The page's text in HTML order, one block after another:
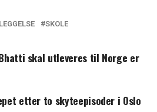
SKOLE
skal utleveres til Norge er
etter to skyteepisoder i Oslo